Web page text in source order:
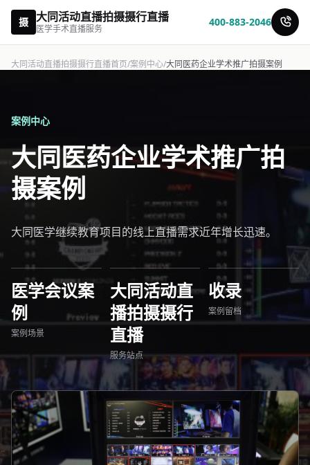
摄 大同活动直播拍摄摄行直播
医学手术直播服务
400-883-2046
大同活动直播拍摄摄行直播首页/案例中心/大同医药企业学术推广拍摄案例
案例中心
大同医药企业学术推广拍
摄案例
大同医学继续教育项目的线上直播需求近年增长迅速。
医学会议案
例
案例场景
大同活动直
播拍摄摄行
直播
服务站点
收录
案例留档